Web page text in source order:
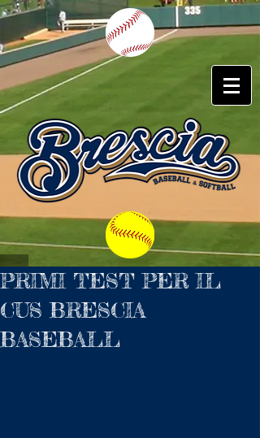
PRIMI TEST PER IL
CUS BRESCIA
BASEBALL